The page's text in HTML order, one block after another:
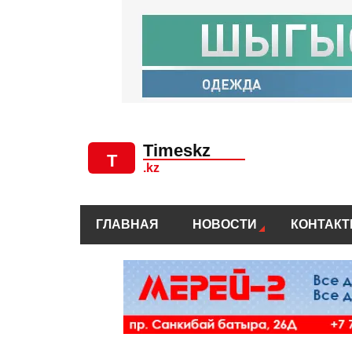
ГЛАВНАЯ НОВОСТИ